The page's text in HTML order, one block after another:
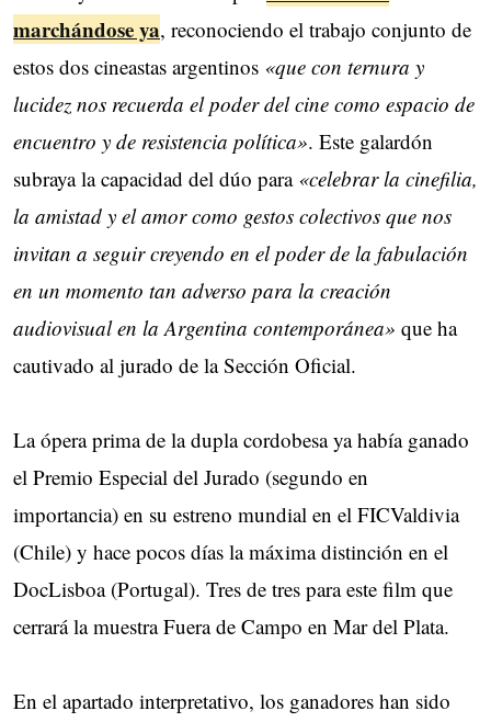
marchándose ya, reconociendo el trabajo conjunto de
estos dos cineastas argentinos «que con ternura y
lucidez nos recuerda el poder del cine como espacio de
encuentro y de resistencia política». Este galardón
subraya la capacidad del dúo para«celebrar la cinefilia,
la amistad y el amor como gestos colectivos que nos
invitan a seguir creyendo en el poder de la fabulación
en un momento tan adverso para la creación
audiovisual en la Argentina contemporánea» que ha
cautivado al jurado de la Sección Oficial.
La ópera prima de la dupla cordobesa ya había ganado
el Premio Especial del Jurado (segundo en
importancia) en su estreno mundial en el FICValdivia
(Chile) y hace pocos días la máxima distinción en el
DocLisboa (Portugal). Tres de tres para este film que
cerrará la muestra Fuera de Campo en Mar del Plata.
En el apartado interpretativo, los ganadores han sido